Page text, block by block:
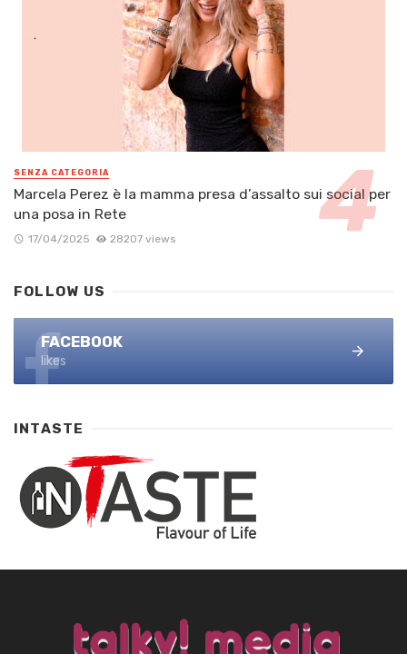
SENZA CATEGORIA
Marcela Perez è la mamma presa d’assalto sui social per
una posa in Rete
17/04/2025 28207 views
FOLLOW US
FACEBOOK
likes
INTASTE